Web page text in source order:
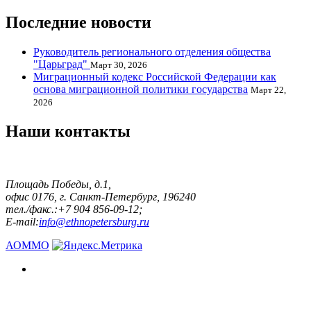
Последние новости
Руководитель регионального отделения общества
"Царьград" Март 30, 2026
Миграционный кодекс Российской Федерации как
основа миграционной политики государства Март 22,
2026
Наши контакты
Площадь Победы, д.1,
офис 0176, г. Санкт-Петербург, 196240
тел./факс.:+7 904 856-09-12;
E-mail:info@ethnopetersburg.ru
АОММО